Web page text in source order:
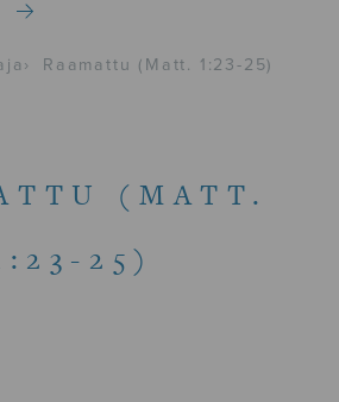
› Raamattu (Matt. 1:23-25)
(MATT.
25)